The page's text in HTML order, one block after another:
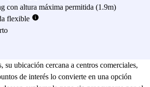
una experiencia sin inconvenientes. Para
conveniencia, el
su ubicación cercana a centros comerciales,
de interés lo convierte en una opción
con altura máxima permitida (1.9m)
flexible